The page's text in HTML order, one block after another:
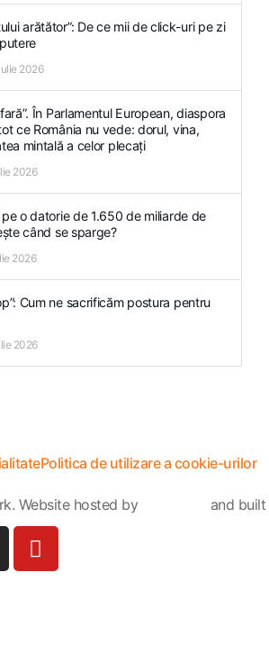
arătător”: De ce mii de click-uri pe zi
2026
În Parlamentul European, diaspora
ce România nu vede: dorul, vina,
mintală a celor plecați
2026
o datorie de 1.650 de miliarde de
când se sparge?
2026
Cum ne sacrificăm postura pentru
2026
Politica de utilizare a cookie-urilor
Website hosted by
and built